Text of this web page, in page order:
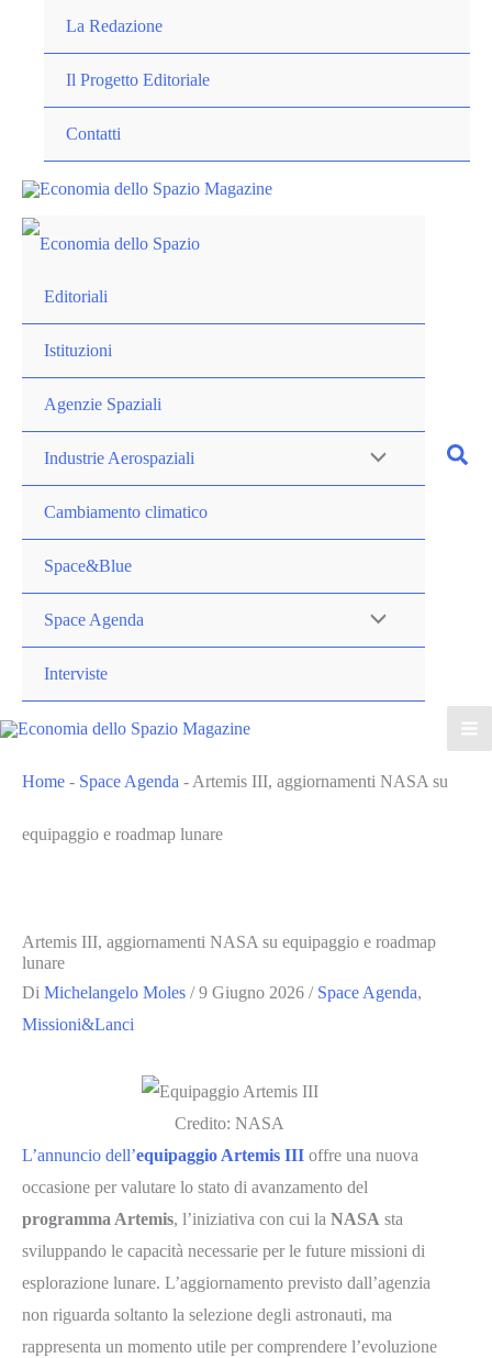
contenuto
La Redazione
Il Progetto Editoriale
Contatti
Editoriali
Istituzioni
Agenzie Spaziali
Industrie Aerospaziali
Cambiamento climatico
Space&Blue
Space Agenda
Interviste
Home - Space Agenda - Artemis III, aggiornamenti NASA su
equipaggio e roadmap lunare
Artemis III, aggiornamenti NASA su equipaggio e roadmap
lunare
Di Michelangelo Moles /9 Giugno 2026 / Space Agenda,
Missioni&Lanci
Credito: NASA
L’annuncio dell’equipaggio Artemis III offre una nuova
occasione per valutare lo stato di avanzamento del
programma Artemis, l’iniziativa con cui la NASA sta
sviluppando le capacità necessarie per le future missioni di
esplorazione lunare. L’aggiornamento previsto dall’agenzia
non riguarda soltanto la selezione degli astronauti, ma
rappresenta un momento utile per comprendere l’evoluzione